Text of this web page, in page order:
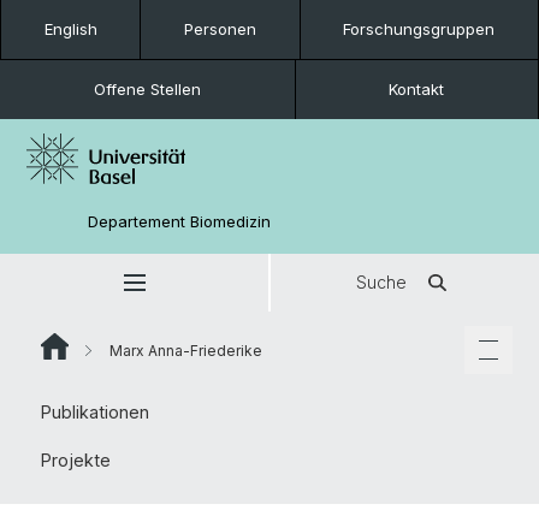
English Personen Forschungsgruppen
Offene Stellen Kontakt
Departement Biomedizin
Suche
Marx Anna-Friederike
Publikationen
Projekte